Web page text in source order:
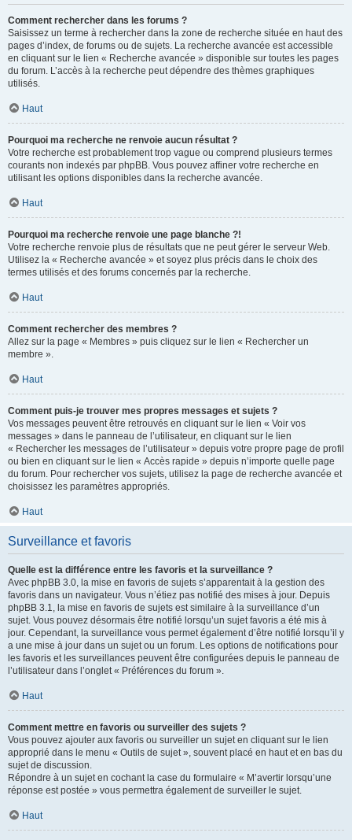
Comment rechercher dans les forums ?
Saisissez un terme à rechercher dans la zone de recherche située en haut des
pages d’index, de forums ou de sujets. La recherche avancée est accessible
en cliquant sur le lien « Recherche avancée » disponible sur toutes les pages
du forum. L’accès à la recherche peut dépendre des thèmes graphiques
utilisés.
Haut
Pourquoi ma recherche ne renvoie aucun résultat ?
Votre recherche est probablement trop vague ou comprend plusieurs termes
courants non indexés par phpBB. Vous pouvez affiner votre recherche en
utilisant les options disponibles dans la recherche avancée.
Haut
Pourquoi ma recherche renvoie une page blanche ?!
Votre recherche renvoie plus de résultats que ne peut gérer le serveur Web.
Utilisez la « Recherche avancée » et soyez plus précis dans le choix des
termes utilisés et des forums concernés par la recherche.
Haut
Comment rechercher des membres ?
Allez sur la page « Membres » puis cliquez sur le lien « Rechercher un
membre ».
Haut
Comment puis-je trouver mes propres messages et sujets ?
Vos messages peuvent être retrouvés en cliquant sur le lien « Voir vos
messages » dans le panneau de l’utilisateur, en cliquant sur le lien
« Rechercher les messages de l’utilisateur » depuis votre propre page de profil
ou bien en cliquant sur le lien « Accès rapide » depuis n’importe quelle page
du forum. Pour rechercher vos sujets, utilisez la page de recherche avancée et
choisissez les paramètres appropriés.
Haut
Surveillance et favoris
Quelle est la différence entre les favoris et la surveillance ?
Avec phpBB 3.0, la mise en favoris de sujets s’apparentait à la gestion des
favoris dans un navigateur. Vous n’étiez pas notifié des mises à jour. Depuis
phpBB 3.1, la mise en favoris de sujets est similaire à la surveillance d’un
sujet. Vous pouvez désormais être notifié lorsqu’un sujet favoris a été mis à
jour. Cependant, la surveillance vous permet également d’être notifié lorsqu’il y
a une mise à jour dans un sujet ou un forum. Les options de notifications pour
les favoris et les surveillances peuvent être configurées depuis le panneau de
l’utilisateur dans l’onglet « Préférences du forum ».
Haut
Comment mettre en favoris ou surveiller des sujets ?
Vous pouvez ajouter aux favoris ou surveiller un sujet en cliquant sur le lien
approprié dans le menu « Outils de sujet », souvent placé en haut et en bas du
sujet de discussion.
Répondre à un sujet en cochant la case du formulaire « M’avertir lorsqu’une
réponse est postée » vous permettra également de surveiller le sujet.
Haut